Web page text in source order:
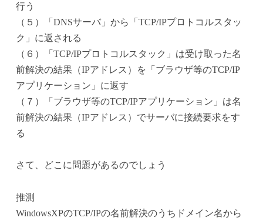
行う
（５）「DNSサーバ」から「TCP/IPプロトコルスタッ
ク」に返される
（６）「TCP/IPプロトコルスタック」は受け取った名
前解決の結果（IPアドレス）を「ブラウザ等のTCP/IP
アプリケーション」に返す
（７）「ブラウザ等のTCP/IPアプリケーション」は名
前解決の結果（IPアドレス）でサーバに接続要求をす
る
さて、どこに問題があるのでしょう
推測
WindowsXPのTCP/IPの名前解決のうちドメイン名から